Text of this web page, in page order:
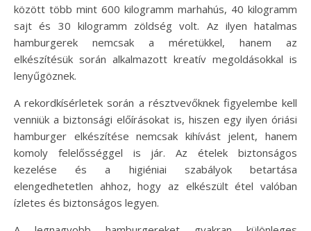
között több mint 600 kilogramm marhahús, 40 kilogramm
sajt és 30 kilogramm zöldség volt. Az ilyen hatalmas
hamburgerek nemcsak a méretükkel, hanem az
elkészítésük során alkalmazott kreatív megoldásokkal is
lenyűgöznek.
A rekordkísérletek során a résztvevőknek figyelembe kell
venniük a biztonsági előírásokat is, hiszen egy ilyen óriási
hamburger elkészítése nemcsak kihívást jelent, hanem
komoly felelősséggel is jár. Az ételek biztonságos
kezelése és a higiéniai szabályok betartása
elengedhetetlen ahhoz, hogy az elkészült étel valóban
ízletes és biztonságos legyen.